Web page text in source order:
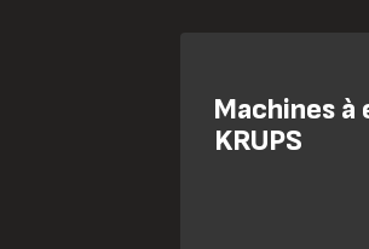
Machines à
KRUPS